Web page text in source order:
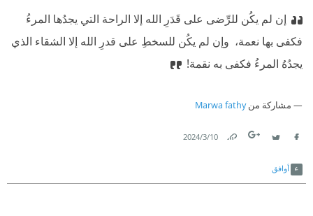
إن لم يكُن للرِّضى على قَدَرِ الله إلا الراحة التي يجدُها المرءُ
فكفى بها نعمة، ‫ وإن لم يكُن للسخطِ على قدرِ الله إلا الشقاء الذي
يجدُهُ المرءُ فكفى به نقمة!
مشاركة منMarwa fathy
10‏/3‏/2024
أوافق